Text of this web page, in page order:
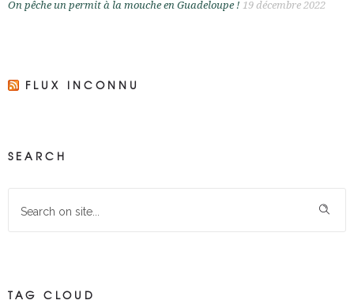
On pêche un permit à la mouche en Guadeloupe ! 19 décembre 2022
FLUX INCONNU
SEARCH
TAG CLOUD